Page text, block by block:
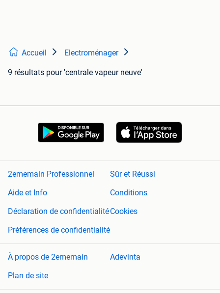
Accueil Electroménager
9 résultats pour 'centrale vapeur neuve'
2ememain Professionnel
Sûr et Réussi
Aide et Info
Conditions
Déclaration de confidentialitéCookies
Préférences de confidentialité
À propos de 2ememain
Adevinta
Plan de site